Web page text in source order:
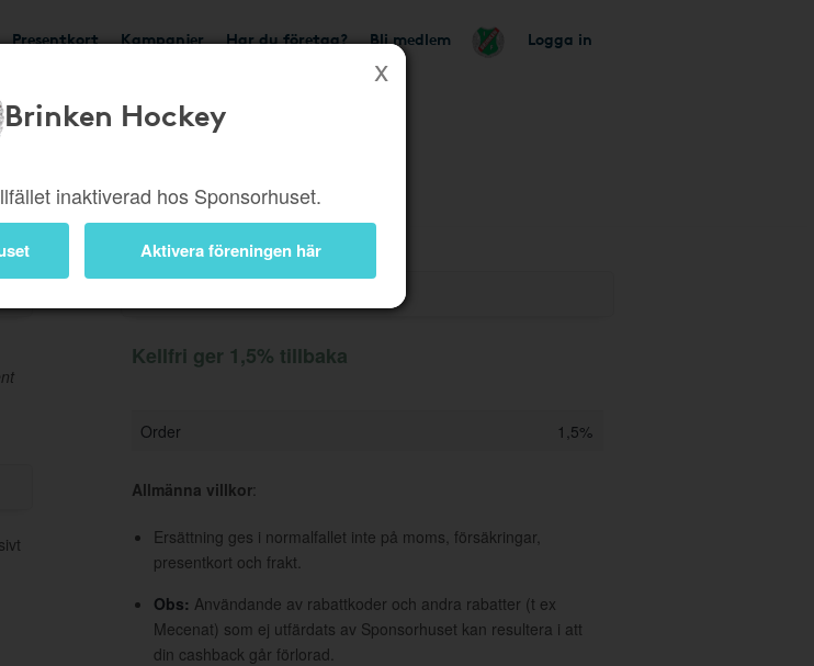
Presentkort Kampanjer Har du företag? Bli medlem Logga in
Brinken Hockey
inaktiverad hos Sponsorhuset.
Aktivera föreningen här
Kellfri ger 1,5% tillbaka
Order 1,5%
Allmänna villkor:
Ersättning ges i normalfallet inte på moms, försäkringar,
presentkort och frakt.
Obs: Användande av rabattkoder och andra rabatter (t ex
Mecenat) som ej utfärdats av Sponsorhuset kan resultera i att
din cashback går förlorad.